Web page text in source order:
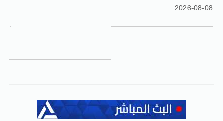
2026-08-08